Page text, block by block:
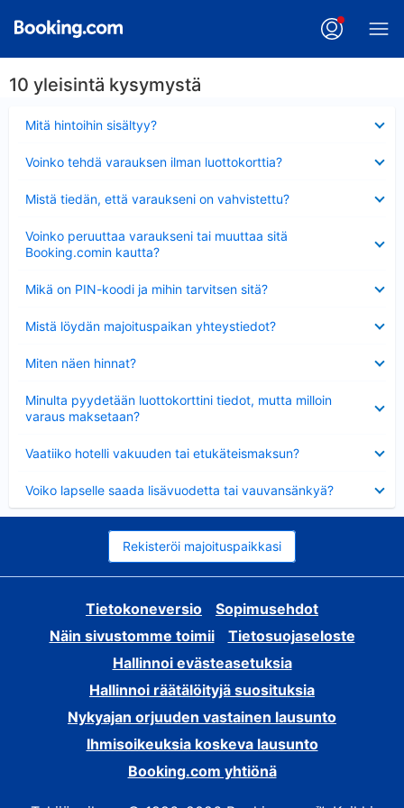
10 yleisintä kysymystä
Mitä hintoihin sisältyy?
Voinko tehdä varauksen ilman luottokorttia?
Mistä tiedän, että varaukseni on vahvistettu?
Voinko peruuttaa varaukseni tai muuttaa sitä
Booking.comin kautta?
Mikä on PIN-koodi ja mihin tarvitsen sitä?
Mistä löydän majoituspaikan yhteystiedot?
Miten näen hinnat?
Minulta pyydetään luottokorttini tiedot, mutta milloin
varaus maksetaan?
Vaatiiko hotelli vakuuden tai etukäteismaksun?
Voiko lapselle saada lisävuodetta tai vauvansänkyä?
Rekisteröi majoituspaikkasi
Tietokoneversio
Sopimusehdot
Näin sivustomme toimii
Tietosuojaseloste
Hallinnoi evästeasetuksia
Hallinnoi räätälöityjä suosituksia
Nykyajan orjuuden vastainen lausunto
Ihmisoikeuksia koskeva lausunto
Booking.com yhtiönä